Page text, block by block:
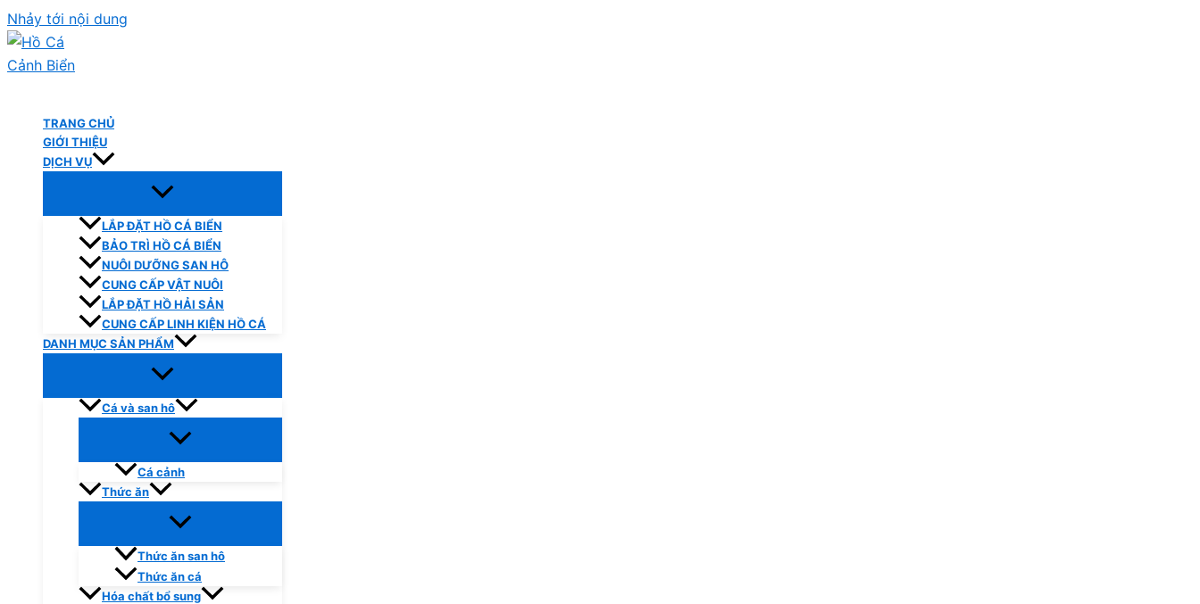
Nhảy tới nội dung
TRANG CHỦ
GIỚI THIỆU
DỊCH VỤ
LẮP ĐẶT HỒ CÁ BIỂN
BẢO TRÌ HỒ CÁ BIỂN
NUÔI DƯỠNG SAN HÔ
CUNG CẤP VẬT NUÔI
LẮP ĐẶT HỒ HẢI SẢN
CUNG CẤP LINH KIỆN HỒ CÁ
DANH MỤC SẢN PHẨM
Cá và san hô
Cá cảnh
Thức ăn
Thức ăn san hô
Thức ăn cá
Hóa chất bổ sung